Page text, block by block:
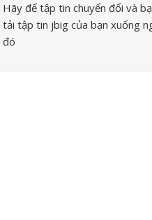
Hãy để tập tin chuyển đổi và
tải tập tin jbig của bạn xuống
đó